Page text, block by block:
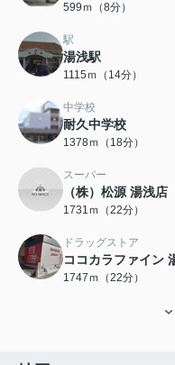
599ｍ（8分）
駅
湯浅駅
1115ｍ（14分）
中学校
耐久中学校
1378ｍ（18分）
スーパー
（株）松源 湯浅店
1731ｍ（22分）
ドラッグストア
ココカラファイン
1747ｍ（22分）